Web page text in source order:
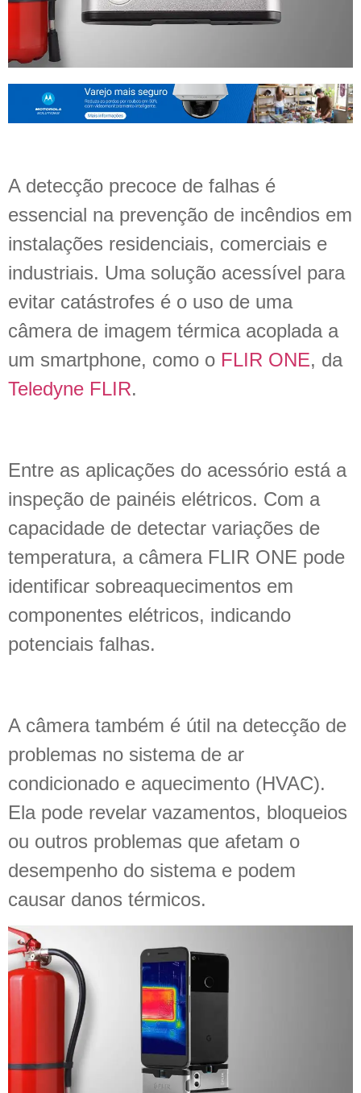
A detecção precoce de falhas é
essencial na prevenção de incêndios em
instalações residenciais, comerciais e
industriais. Uma solução acessível para
evitar catástrofes é o uso de uma
câmera de imagem térmica acoplada a
um smartphone, como o FLIR ONE, da
Teledyne FLIR.
Entre as aplicações do acessório está a
inspeção de painéis elétricos. Com a
capacidade de detectar variações de
temperatura, a câmera FLIR ONE pode
identificar sobreaquecimentos em
componentes elétricos, indicando
potenciais falhas.
A câmera também é útil na detecção de
problemas no sistema de ar
condicionado e aquecimento (HVAC).
Ela pode revelar vazamentos, bloqueios
ou outros problemas que afetam o
desempenho do sistema e podem
causar danos térmicos.